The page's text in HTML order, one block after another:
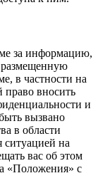
за информацию,
размещенную
в частности на
право вносить
и
вызвано
в области
на
вас об этом
«Положения» с